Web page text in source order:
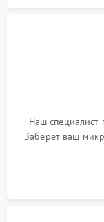
Наш специалист
Заберет ваш